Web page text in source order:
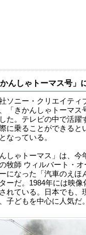
かんしゃトーマス号」
ソニー・クリエイティ
「きかんしゃトーマス
た。テレビの中で活
に乗ることができると
なっている。
んしゃトーマス」は、
牧師 ウィルバート・
になった「汽車のえ
ーだ。1984年には映
れている。日本でも、
子どもを中心に人気だ。